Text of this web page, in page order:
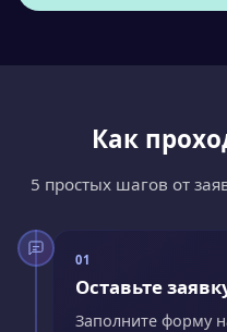
Как
5 простых шагов от
01
Оставьте
Заполните форму